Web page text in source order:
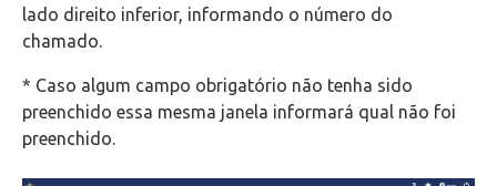
lado direito inferior, informando o número do
chamado.
* Caso algum campo obrigatório não tenha sido
preenchido essa mesma janela informará qual não foi
preenchido.